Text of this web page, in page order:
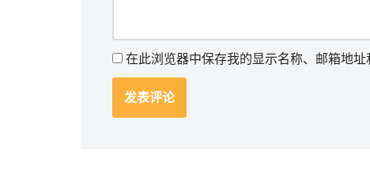
在此浏览器中保存我的显示名称、邮箱地址